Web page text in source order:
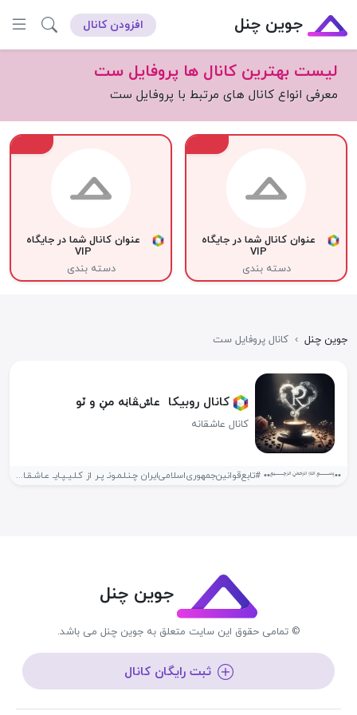
جوین چنل افزودن کانال
لیست بهترین کانال ها پروفایل ست
معرفی انواع کانال های مرتبط با پروفایل ست
عنوان کانال شما در جایگاه
VIP
دسته بندی
عنوان کانال شما در جایگاه
VIP
دسته بندی
جوین چنل › کانال پروفایل ست
کانال روبیکا ️ عاݜڨاڹه مڹ و ٽو ️
کانال عاشقانه
••﷽•• #تابع‌قوانین‌جمهوری‌اسلامی‌ایران‌ چـنـلـمـونـ پـر از کـلـیـپـایـ عـاشـقـانـهـ 😍 تـکـسـتـ و بــیـو هـایـ...
جوین چنل
© تمامی حقوق این سایت متعلق به جوین چنل می باشد.
ثبت رایگان کانال